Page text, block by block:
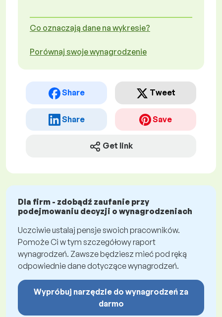
Co oznaczają dane na wykresie?
Porównaj swoje wynagrodzenie
Share Tweet
Share Save
Get link
Dla firm - zdobądź zaufanie przy
podejmowaniu decyzji o wynagrodzeniach
Uczciwie ustalaj pensje swoich pracowników.
Pomoże Ci w tym szczegółowy raport
wynagrodzeń. Zawsze będziesz mieć pod ręką
odpowiednie dane dotyczące wynagrodzeń.
Wypróbuj narzędzie do wynagrodzeń za
darmo